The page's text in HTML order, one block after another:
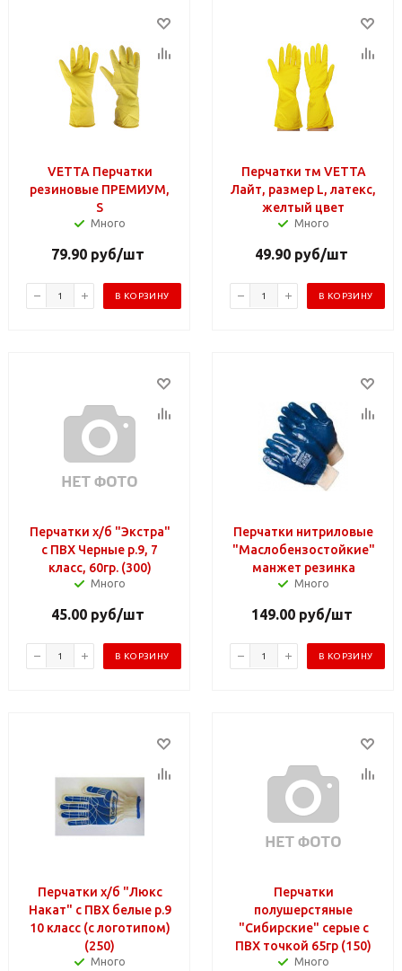
VETTA Перчатки
резиновые ПРЕМИУМ,
S
Много
79.90 руб/шт
В КОРЗИНУ
Перчатки тм VETTA
Лайт, размер L, латекс,
желтый цвет
Много
49.90 руб/шт
В КОРЗИНУ
Перчатки х/б "Экстра"
с ПВХ Черные р.9, 7
класс, 60гр. (300)
Много
45.00 руб/шт
В КОРЗИНУ
Перчатки нитриловые
"Маслобензостойкие"
манжет резинка
Много
149.00руб/шт
В КОРЗИНУ
Перчатки х/б "Люкс
Накат" с ПВХ белые р.9
10 класс (с логотипом)
(250)
Много
Перчатки
полушерстяные
"Сибирские" серые с
ПВХ точкой 65гр (150)
Много